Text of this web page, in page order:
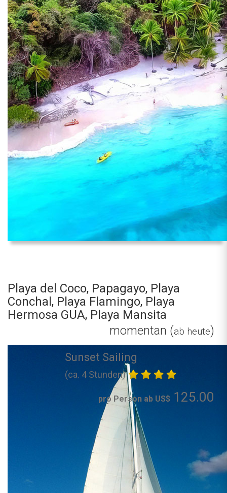
Playa del Coco, Papagayo, Playa
Conchal, Playa Flamingo, Playa
Hermosa GUA, Playa Mansita
momentan (ab heute)
Sunset Sailing
(ca. 4 Stunden)
pro Person ab US$ 125.00